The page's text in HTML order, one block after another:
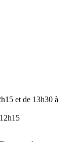
et de 13h30 à